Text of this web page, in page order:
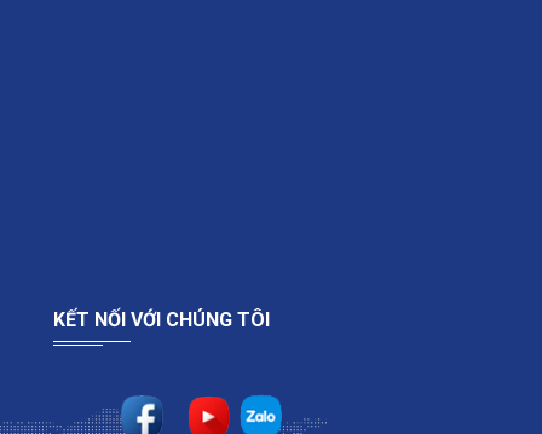
KẾT NỐI VỚI CHÚNG TÔI